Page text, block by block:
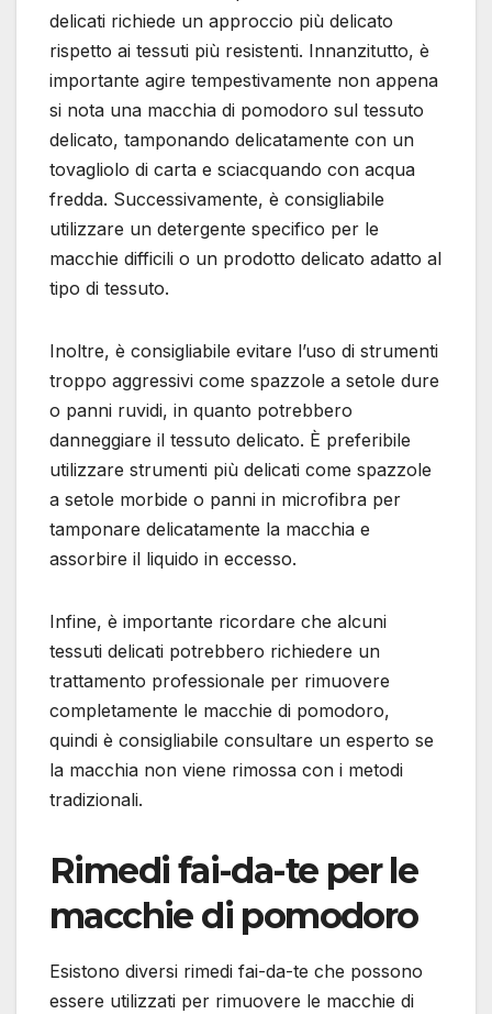
delicati richiede un approccio più delicato
rispetto ai tessuti più resistenti. Innanzitutto, è
importante agire tempestivamente non appena
si nota una macchia di pomodoro sul tessuto
delicato, tamponando delicatamente con un
tovagliolo di carta e sciacquando con acqua
fredda. Successivamente, è consigliabile
utilizzare un detergente specifico per le
macchie difficili o un prodotto delicato adatto al
tipo di tessuto.
Inoltre, è consigliabile evitare l’uso di strumenti
troppo aggressivi come spazzole a setole dure
o panni ruvidi, in quanto potrebbero
danneggiare il tessuto delicato. È preferibile
utilizzare strumenti più delicati come spazzole
a setole morbide o panni in microfibra per
tamponare delicatamente la macchia e
assorbire il liquido in eccesso.
Infine, è importante ricordare che alcuni
tessuti delicati potrebbero richiedere un
trattamento professionale per rimuovere
completamente le macchie di pomodoro,
quindi è consigliabile consultare un esperto se
la macchia non viene rimossa con i metodi
tradizionali.
Rimedi fai-da-te per le
macchie di pomodoro
Esistono diversi rimedi fai-da-te che possono
essere utilizzati per rimuovere le macchie di